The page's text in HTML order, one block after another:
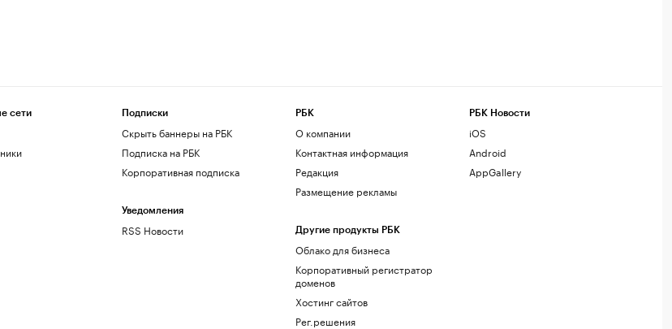
сети Подписки
Скрыть баннеры на РБК
Подписка на РБК
Корпоративная подписка
Уведомления
RSS Новости
РБК
О компании
Контактная информация
Редакция
Размещение рекламы
Другие продукты РБК
Облако для бизнеса
Корпоративный регистратор
доменов
Хостинг сайтов
Рег.решения
РБК Новости
iOS
Android
AppGallery